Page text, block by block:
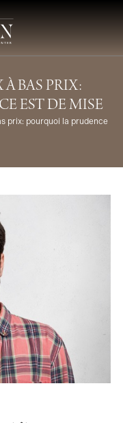
BAS PRIX:
EST DE MISE
prix: pourquoi la prudence